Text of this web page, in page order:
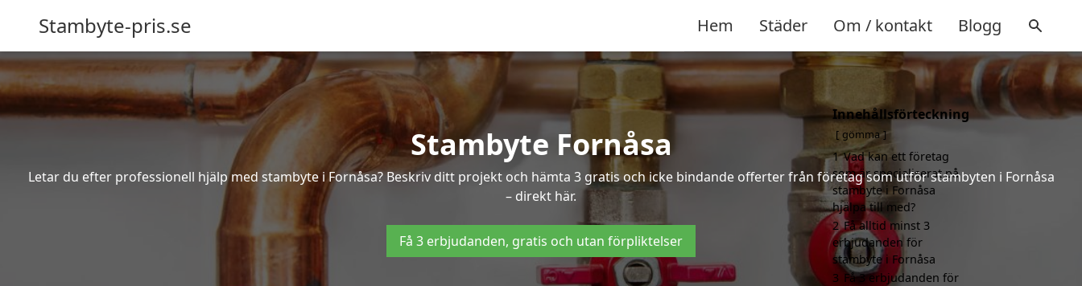
Stambyte-pris.se Hem Städer Om / kontakt Blogg
Stambyte Fornåsa
Letar du efter professionell hjälp med stambyte i Fornåsa? Beskriv ditt projekt och hämta 3 gratis och icke bindande offerter från företag som utför stambyten i Fornåsa
– direkt här.
Få 3 erbjudanden, gratis och utan förpliktelser
Innehållsförteckning
gömma
1 Vad kan ett företag
som är specialiserat på
stambyte i Fornåsa
hjälpa till med?
2 Få alltid minst 3
erbjudanden för
stambyte i Fornåsa
3 Få 3 erbjudanden för